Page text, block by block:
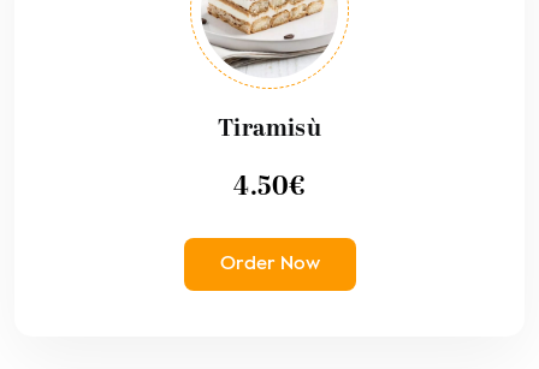
Tiramisù
4.50€
Order Now